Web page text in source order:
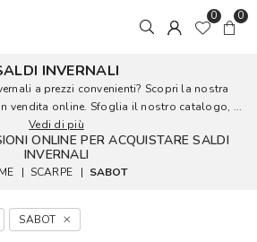
0 0
INVERNALI
a prezzi convenienti? Scopri la nostra
vendita online. Sfoglia il nostro catalogo, ...
Vedi di più
ONLINE PER ACQUISTARE SALDI
INVERNALI
| SCARPE | SABOT
SABOT